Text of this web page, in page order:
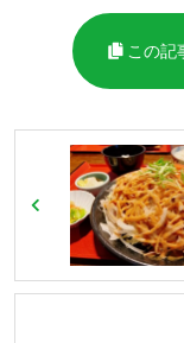
この記